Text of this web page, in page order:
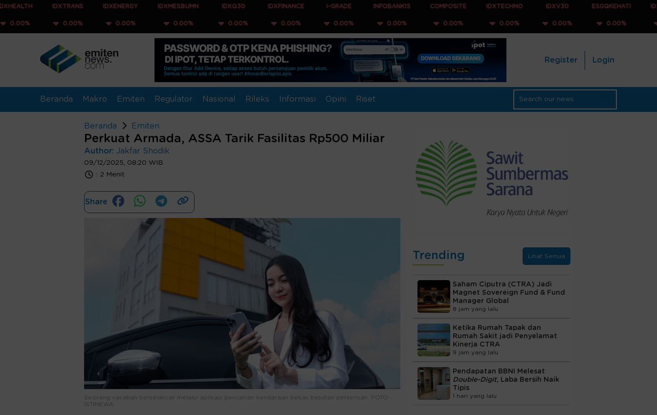
IDXTRANS
0.00%
IDXENERGY
0.00%
IDXMESBUMN
0.00%
IDXQ30
0.00%
IDXFINANCE
0.00%
I-GRADE
0.00%
INFOBANK15
0.00%
COMPOSITE
0.00%
IDXTECHNO
0.00%
IDXV30
0.00%
ESGQKEHATI
0.00% 0.00%
Register Login
Beranda Makro Emiten Regulator Nasional Rileks Informasi Opini Riset
Beranda Emiten
Perkuat Armada, ASSA Tarik Fasilitas Rp500 Miliar
Author: Jakfar Shodik
09/12/2025, 08:20 WIB
: 2 Menit
Share
Seorang nasabah berselancar melalui aplikasi pencarian kendaraan bekas besutan perseroan. FOTO -
ISTIMEWA
Trending Lihat Semua
Saham Ciputra (CTRA) Jadi
Magnet Sovereign Fund & Fund
Manager Global
8 jam yang lalu
Ketika Rumah Tapak dan
Rumah Sakit jadi Penyelamat
Kinerja CTRA
9 jam yang lalu
Pendapatan BBNI Melesat
Double-Digit, Laba Bersih Naik
Tipis
1 hari yang lalu